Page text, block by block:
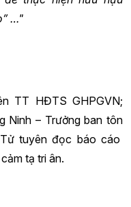
…"
TT HĐTS GHPGVN;
Ninh – Trưởng ban tôn
tuyên đọc báo cáo
tạ tri ân.